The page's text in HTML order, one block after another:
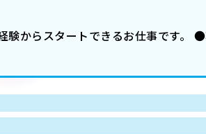
からスタートできるお仕事です。